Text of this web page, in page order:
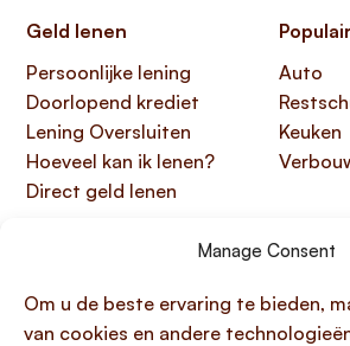
Manage Consent
Om u de beste ervaring te bieden,
van cookies en andere
Geld lenen
Persoonlijke lening
Doorlopend krediet
Lening Oversluiten
Hoeveel kan ik lenen?
Direct geld lenen
Auto
Keuken
Klantenservice
Over
3528